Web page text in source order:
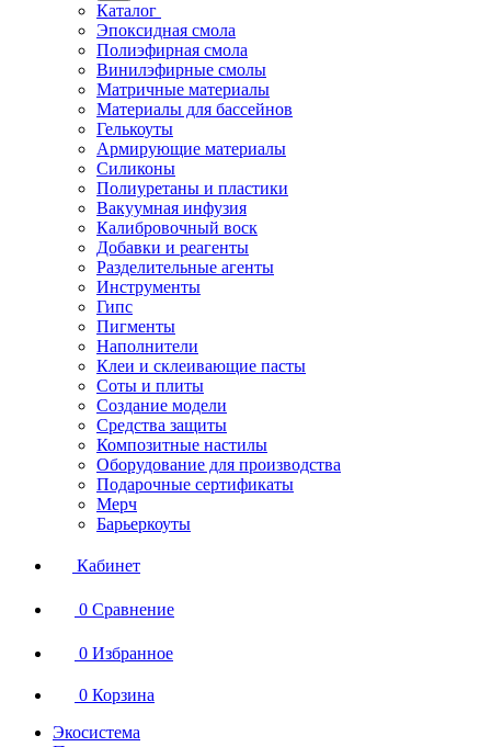
Каталог
Эпоксидная смола
Полиэфирная смола
Винилэфирные смолы
Матричные материалы
Материалы для бассейнов
Гелькоуты
Армирующие материалы
Силиконы
Полиуретаны и пластики
Вакуумная инфузия
Калибровочный воск
Добавки и реагенты
Разделительные агенты
Инструменты
Гипс
Пигменты
Наполнители
Клеи и склеивающие пасты
Соты и плиты
Создание модели
Средства защиты
Композитные настилы
Оборудование для производства
Подарочные сертификаты
Мерч
Барьеркоуты
Кабинет
0 Сравнение
0 Избранное
0 Корзина
Экосистема